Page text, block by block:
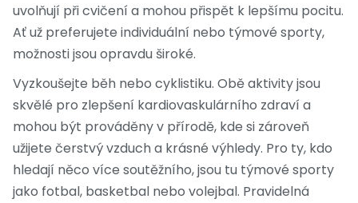
uvolňují při cvičení a mohou přispět k lepšímu pocitu.
Ať už preferujete individuální nebo týmové sporty,
možnosti jsou opravdu široké.
Vyzkoušejte běh nebo cyklistiku. Obě aktivity jsou
skvělé pro zlepšení kardiovaskulárního zdraví a
mohou být prováděny v přírodě, kde si zároveň
užijete čerstvý vzduch a krásné výhledy. Pro ty, kdo
hledají něco více soutěžního, jsou tu týmové sporty
jako fotbal, basketbal nebo volejbal. Pravidelná